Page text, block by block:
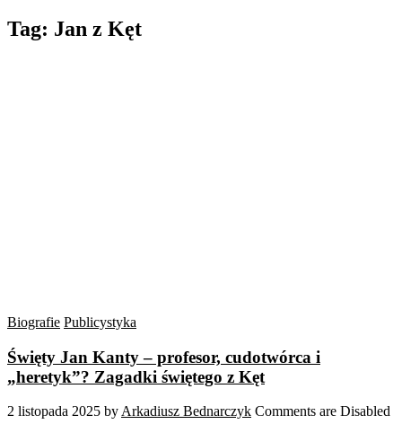
Tag: Jan z Kęt
Biografie Publicystyka
Święty Jan Kanty – profesor, cudotwórca i
„heretyk”? Zagadki świętego z Kęt
2 listopada 2025 byArkadiusz Bednarczyk Comments are Disabled